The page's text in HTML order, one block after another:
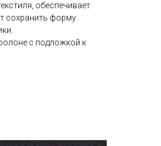
обеспечивает
сохранить форму
с подложкой к